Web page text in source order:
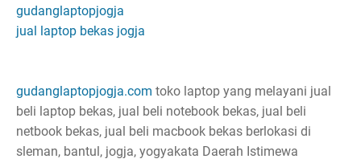
gudanglaptopjogja
jual laptop bekas jogja
gudanglaptopjogja.com toko laptop yang melayani jual
beli laptop bekas, jual beli notebook bekas, jual beli
netbook bekas, jual beli macbook bekas berlokasi di
sleman, bantul, jogja, yogyakata Daerah Istimewa